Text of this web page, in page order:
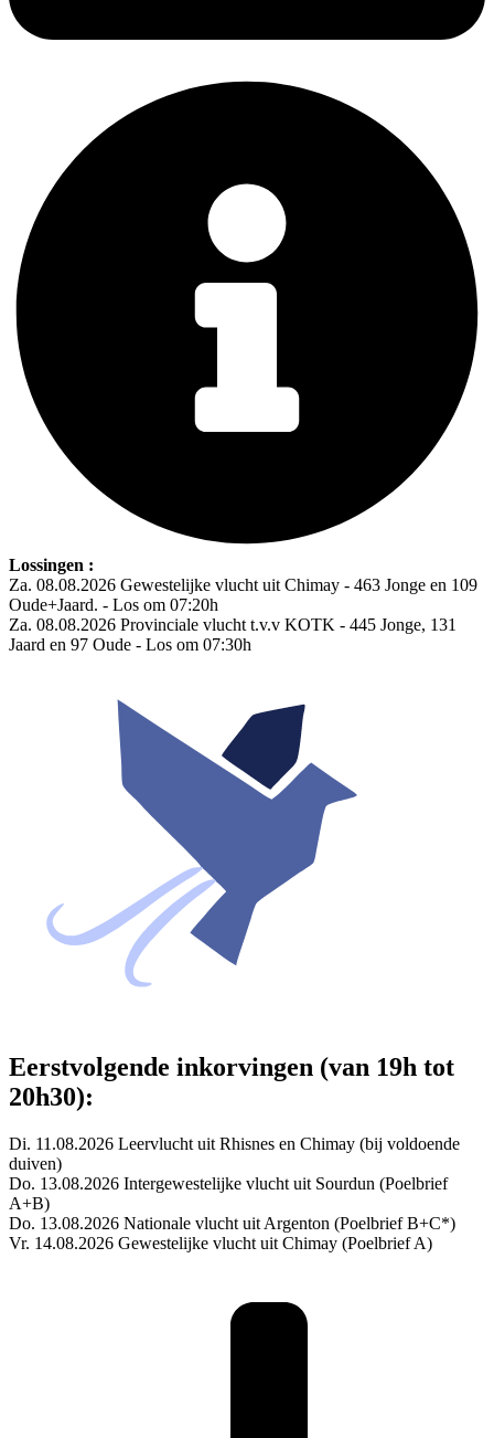
Lossingen :
Za. 08.08.2026 Gewestelijke vlucht uit Chimay - 463 Jonge en 109
Oude+Jaard. - Los om 07:20h
Za. 08.08.2026 Provinciale vlucht t.v.v KOTK - 445 Jonge, 131
Jaard en 97 Oude - Los om 07:30h
Eerstvolgende inkorvingen (van 19h tot
20h30):
Di. 11.08.2026 Leervlucht uit Rhisnes en Chimay (bij voldoende
duiven)
Do. 13.08.2026 Intergewestelijke vlucht uit Sourdun (Poelbrief
A+B)
Do. 13.08.2026 Nationale vlucht uit Argenton (Poelbrief B+C*)
Vr. 14.08.2026 Gewestelijke vlucht uit Chimay (Poelbrief A)